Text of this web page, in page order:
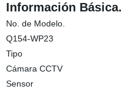
Información Básica.
No. de Modelo.
Q154-WP23
Tipo
Cámara CCTV
Sensor